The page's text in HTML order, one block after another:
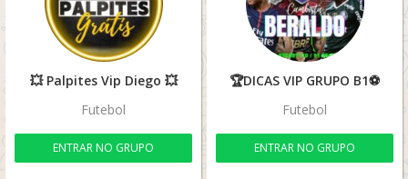
💥 Palpites Vip Diego 💥
Futebol
ENTRAR NO GRUPO
🏆DICAS VIP GRUPO B1⚽️
Futebol
ENTRAR NO GRUPO